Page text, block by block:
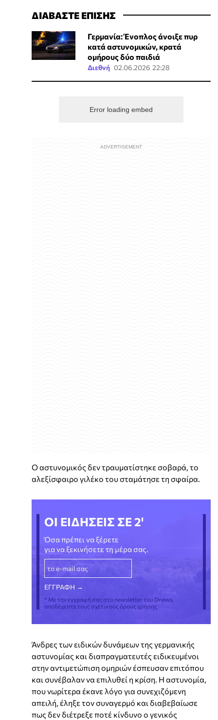
ΔΙΑΒΑΣΤΕ ΕΠΙΣΗΣ
Γερμανία: Ένοπλος άνοιξε πυρ
κατά αστυνομικών, κρατά
ομήρους δύο παιδιά
Διεθνή 02.06.2026 22:28
Error loading embed
Ο αστυνομικός δεν τραυματίστηκε σοβαρά, το
αλεξίσφαιρο γιλέκο του σταμάτησε τη σφαίρα.
ΟΙ ΕΙΔΗΣΕΙΣ ΣΕ 2'
Όσα πρέπει να ξέρετε
για να ξεκινήσετε τη μέρα σας.
* Με την εγγραφή σας στο newsletter του Dnews,
αποδέχεστε τους σχετικούς όρους χρήσης
Άνδρες των ειδικών δυνάμεων της γερμανικής
αστυνομίας και διαπραγματευτές ειδικευμένοι
στην αντιμετώπιση ομηριών έσπευσαν επιτόπου
και συνέβαλαν να επιλυθεί η κρίση. Η αστυνομία,
που νωρίτερα έκανε λόγο για συνεχιζόμενη
απειλή, έληξε τον συναγερμό και διαβεβαίωσε
πως δεν διέτρεξε ποτέ κίνδυνο ο γενικός